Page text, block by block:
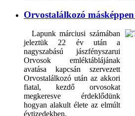
Orvostalálkozó
Lapunk márciusi számában
jeleztük 22 év után a
nagyszabású jászfényszarui
Orvosok emléktáblájának
avatása kapcsán szervezett
Orvostalálkozó után az akkori
fiatal, kezdő orvosokat
megkeresve érdeklődünk
hogyan alakult élete az elmúlt
évtizedekben.